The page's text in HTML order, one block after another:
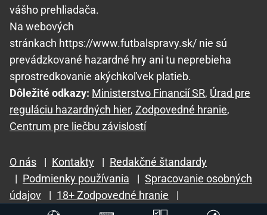
vášho prehliadača.
Na webových
stránkach https://www.futbalspravy.sk/ nie sú
prevádzkované hazardné hry ani tu neprebieha
sprostredkovanie akýchkoľvek platieb.
Dôležité odkazy: Ministerstvo Financií SR, Úrad pre
reguláciu hazardných hier, Zodpovedné hranie,
Centrum pre liečbu závislostí
O nás | Kontakty | Redakčné štandardy
| Podmienky používania | Spracovanie osobných
údajov
| 18+ Zodpovedné hranie
|
GTO Solutions, s.r.o.